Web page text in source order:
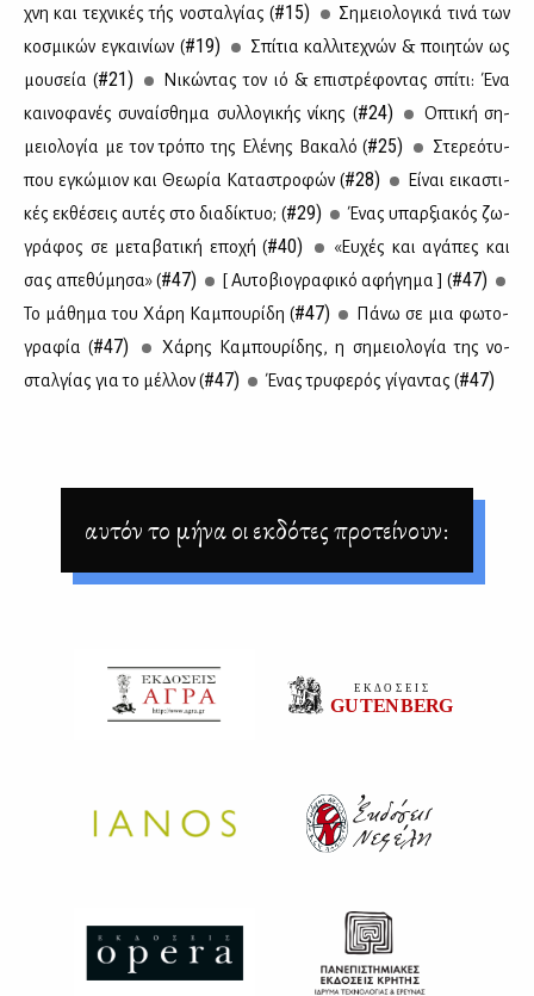
χνη και τε­χνι­κές τής νο­σταλ­γί­ας (#15)
Ση­μειο­λο­γι­κά τι­νά των
κο­σμι­κών εγκαι­νί­ων (#19)
Σπί­τια καλ­λι­τε­χνών & ποι­η­τών ως
μου­σεία (#21)
Νι­κώ­ντας τον ιό & επι­στρέ­φο­ντας σπί­τι: Ένα
και­νο­φα­νές συ­ναί­σθη­μα συλ­λο­γι­κής νί­κης (#24)
Οπτι­κή ση­
μειο­λο­γία με τον τρό­πο της Ελέ­νης Βα­κα­λό (#25)
Στε­ρε­ό­τυ­
που εγκώ­μιον και Θε­ω­ρία Κα­τα­στρο­φών (#28)
Εί­ναι ει­κα­στι­
κές εκ­θέ­σεις αυ­τές στο δια­δί­κτυο; (#29)
Ένας υπαρ­ξια­κός ζω­
γρά­φος σε με­τα­βα­τι­κή επο­χή (#40)
«Ευ­χές και αγά­πες και
σας απε­θύ­μη­σα» (#47) [ Aυ­το­βιο­γρα­φι­κό αφή­γη­μα ] (#47)
Το μά­θη­μα του Χά­ρη Κα­μπου­ρί­δη (#47)
Πά­νω σε μια φω­το­
γρα­φία (#47)
Χά­ρης Κα­μπου­ρί­δης, η ση­μειο­λο­γία της νο­
σταλ­γί­ας για το μέλ­λον (#47) Ένας τρυ­φε­ρός γί­γα­ντας (#47)
αυτόν το μήνα οι εκδότες προτείνουν: